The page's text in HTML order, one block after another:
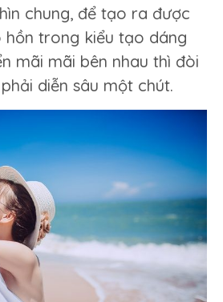
chung, để tạo ra được
trong kiểu tạo dáng
mãi mãi bên nhau thì đòi
diễn sâu một chút.